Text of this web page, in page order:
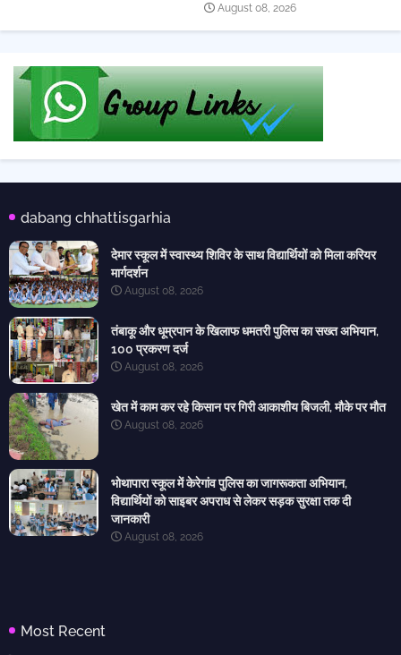
August 08, 2026
dabang chhattisgarhia
देमार स्कूल में स्वास्थ्य शिविर के साथ विद्यार्थियों को मिला करियर
मार्गदर्शन
August 08, 2026
तंबाकू और धूम्रपान के खिलाफ धमतरी पुलिस का सख्त अभियान,
100 प्रकरण दर्ज
August 08, 2026
खेत में काम कर रहे किसान पर गिरी आकाशीय बिजली, मौके पर मौत
August 08, 2026
भोथापारा स्कूल में केरेगांव पुलिस का जागरूकता अभियान,
विद्यार्थियों को साइबर अपराध से लेकर सड़क सुरक्षा तक दी
जानकारी
August 08, 2026
Most Recent